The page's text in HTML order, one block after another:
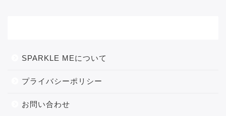
SPARKLE MEについて
プライバシーポリシー
お問い合わせ